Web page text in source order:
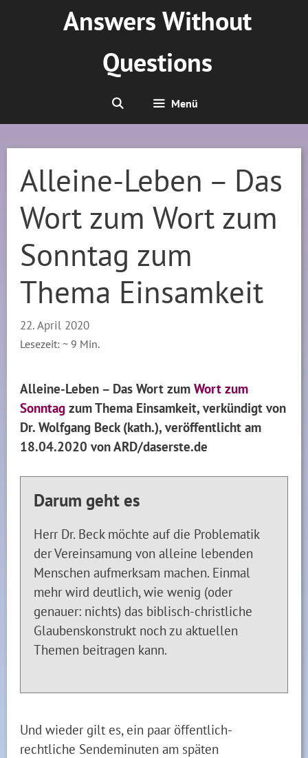
Answers Without
Questions
Menü
Alleine-Leben – Das
Wort zum Wort zum
Sonntag zum
Thema Einsamkeit
22. April 2020
Lesezeit: ~ 9 Min.
Alleine-Leben – Das Wort zumWort zum
Sonntag zum Thema Einsamkeit, verkündigt von
Dr. Wolfgang Beck (kath.), veröffentlicht am
18.04.2020 von ARD/daserste.de
Darum geht es
Herr Dr. Beck möchte auf die Problematik
der Vereinsamung von alleine lebenden
Menschen aufmerksam machen. Einmal
mehr wird deutlich, wie wenig (oder
genauer: nichts) das biblisch-christliche
Glaubenskonstrukt noch zu aktuellen
Themen beitragen kann.
Und wieder gilt es, ein paar öffentlich-
rechtliche Sendeminuten am späten